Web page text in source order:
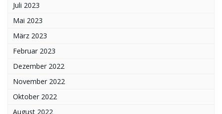
Juli 2023
Mai 2023
März 2023
Februar 2023
Dezember 2022
November 2022
Oktober 2022
August 2022